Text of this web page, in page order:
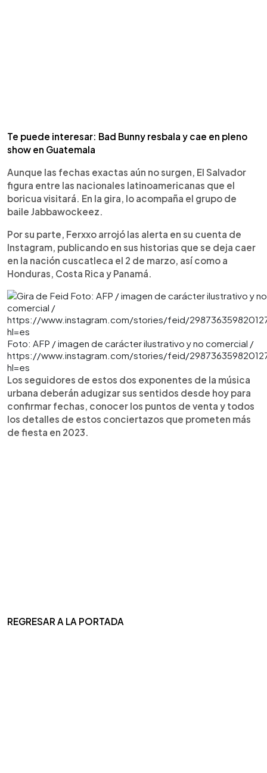
Te puede interesar: Bad Bunny resbala y cae en pleno
show en Guatemala
Aunque las fechas exactas aún no surgen, El Salvador
figura entre las nacionales latinoamericanas que el
boricua visitará. En la gira, lo acompaña el grupo de
baile Jabbawockeez.
Por su parte, Ferxxo arrojó las alerta en su cuenta de
Instagram, publicando en sus historias que se deja caer
en la nación cuscatleca el 2 de marzo, así como a
Honduras, Costa Rica y Panamá.
Foto: AFP / imagen de carácter ilustrativo y no comercial /
https://www.instagram.com/stories/feid/
hl=es
Los seguidores de estos dos exponentes de la música
urbana deberán adugizar sus sentidos desde hoy para
confirmar fechas, conocer los puntos de venta y todos
los detalles de estos conciertazos que prometen más
de fiesta en 2023.
REGRESAR A LA PORTADA